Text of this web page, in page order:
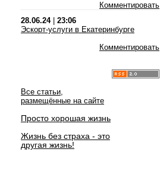
Комментировать
28.06.24| 23:06
Эскорт-услуги в Екатеринбурге
Комментировать
Все статьи,
размещённые на сайте
Просто хорошая жизнь
Жизнь без страха - это
другая жизнь!